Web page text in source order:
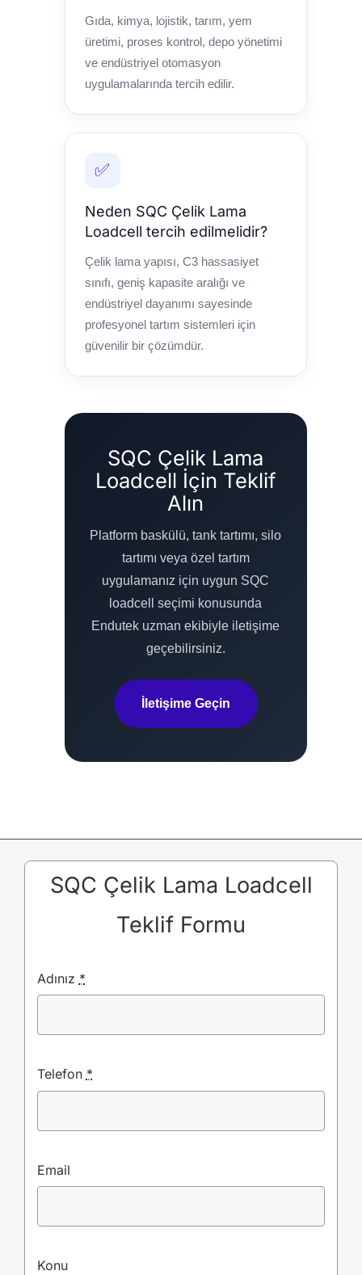
Gıda, kimya, lojistik, tarım, yem
üretimi, proses kontrol, depo yönetimi
ve endüstriyel otomasyon
uygulamalarında tercih edilir.
✅
Neden SQC Çelik Lama
Loadcell tercih edilmelidir?
Çelik lama yapısı, C3 hassasiyet
sınıfı, geniş kapasite aralığı ve
endüstriyel dayanımı sayesinde
profesyonel tartım sistemleri için
güvenilir bir çözümdür.
SQC Çelik Lama
Loadcell İçin Teklif
Alın
Platform baskülü, tank tartımı, silo
tartımı veya özel tartım
uygulamanız için uygun SQC
loadcell seçimi konusunda
Endutek uzman ekibiyle iletişime
geçebilirsiniz.
İletişime Geçin
SQC Çelik Lama Loadcell
Teklif Formu
Adınız *
Telefon *
Email
Konu